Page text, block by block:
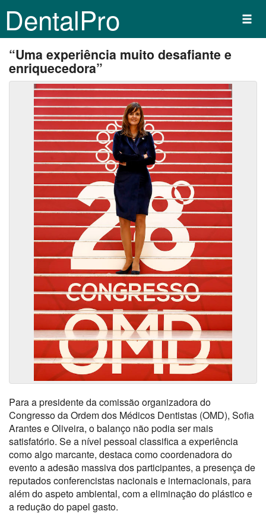
DentalPro
“Uma experiência muito desafiante e
enriquecedora”
Para a presidente da comissão organizadora do
Congresso da Ordem dos Médicos Dentistas (OMD), Sofia
Arantes e Oliveira, o balanço não podia ser mais
satisfatório. Se a nível pessoal classifica a experiência
como algo marcante, destaca como coordenadora do
evento a adesão massiva dos participantes, a presença de
reputados conferencistas nacionais e internacionais, para
além do aspeto ambiental, com a eliminação do plástico e
a redução do papel gasto.